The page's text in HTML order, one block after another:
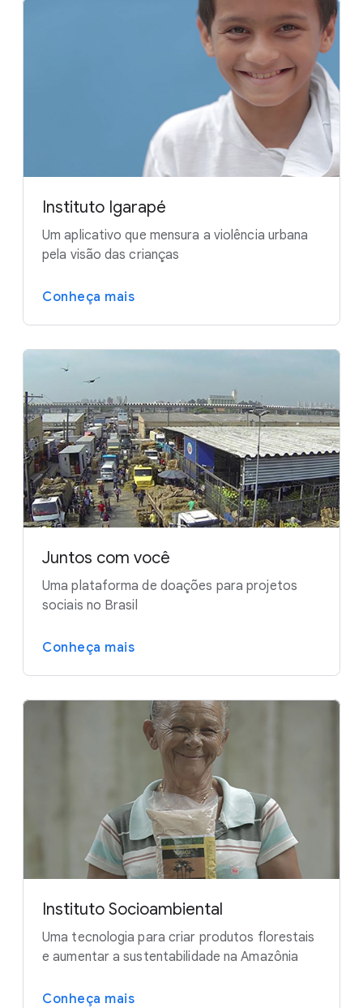
Instituto Igarapé
Um aplicativo que mensura a violência urbana
pela visão das crianças
Conheça mais
Juntos com você
Uma plataforma de doações para projetos
sociais no Brasil
Conheça mais
Instituto Socioambiental
Uma tecnologia para criar produtos florestais
e aumentar a sustentabilidade na Amazônia
Conheça mais